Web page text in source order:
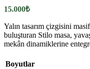
15.000₺
Yalın tasarım çizgisini
buluşturan Stilo masa,
mekân dinamiklerine
Boyutlar